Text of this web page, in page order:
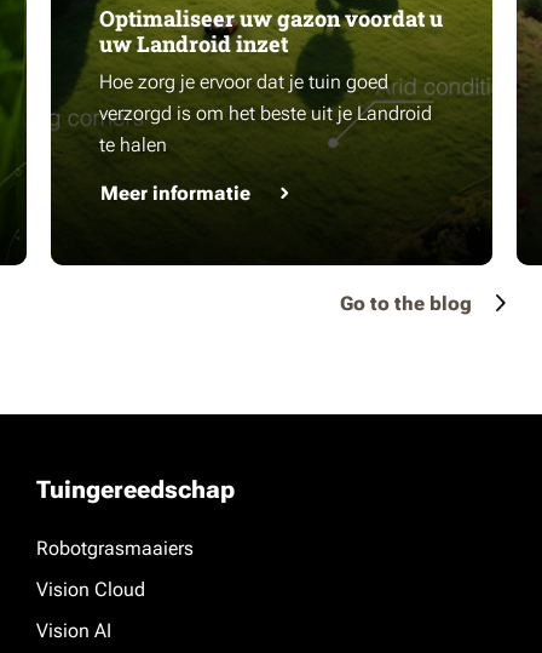
Optimaliseer uw gazon voordat u
uw Landroid inzet
Hoe zorg je ervoor dat je tuin goed
verzorgd is om het beste uit je Landroid
te halen
Meer informatie
Go to the blog
Tuingereedschap
Robotgrasmaaiers
Vision Cloud
Vision AI